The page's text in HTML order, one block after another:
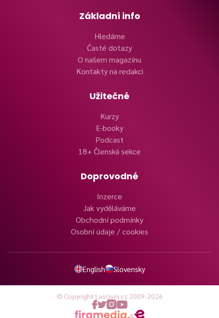
Základní info
Hledáme
Časté dotazy
O našem magazínu
Kontakty na redakci
Užitečné
Kurzy
E-booky
Podcast
18+ Členská sekce
Doprovodné
Inzerce
Jak vyděláváme
Obchodní podmínky
Osobní údaje / cookies
English Slovensky
© Copyright Lascivni.cz 2009-2026